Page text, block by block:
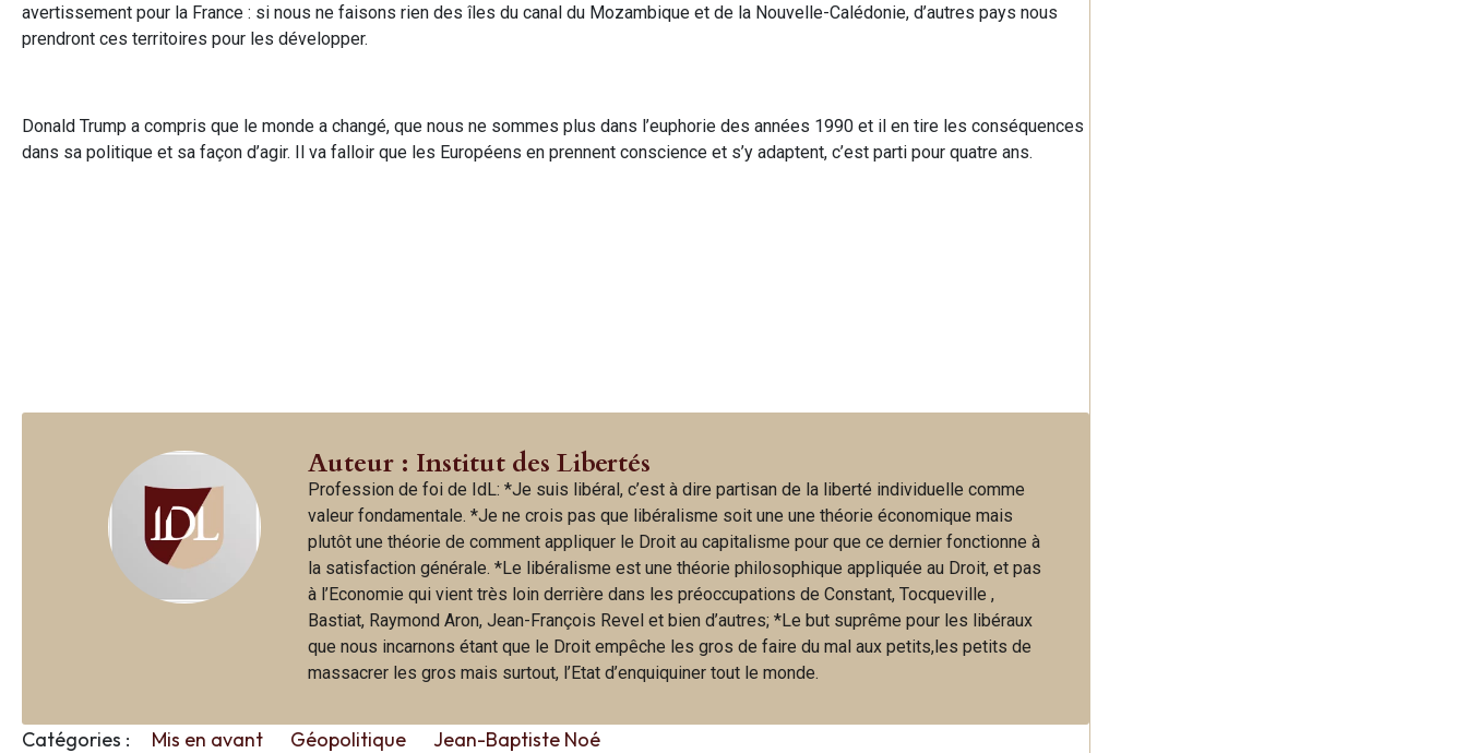
avertissement pour la France : si nous ne faisons rien des îles du canal du Mozambique et de la Nouvelle-Calédonie, d’autres pays nous
prendront ces territoires pour les développer.
Donald Trump a compris que le monde a changé, que nous ne sommes plus dans l’euphorie des années 1990 et il en tire les conséquences
dans sa politique et sa façon d’agir. Il va falloir que les Européens en prennent conscience et s’y adaptent, c’est parti pour quatre ans.
Auteur : Institut des Libertés
Profession de foi de IdL: *Je suis libéral, c’est à dire partisan de la liberté individuelle comme
valeur fondamentale. *Je ne crois pas que libéralisme soit une une théorie économique mais
plutôt une théorie de comment appliquer le Droit au capitalisme pour que ce dernier fonctionne à
la satisfaction générale. *Le libéralisme est une théorie philosophique appliquée au Droit, et pas
à l’Economie qui vient très loin derrière dans les préoccupations de Constant, Tocqueville ,
Bastiat, Raymond Aron, Jean-François Revel et bien d’autres; *Le but suprême pour les libéraux
que nous incarnons étant que le Droit empêche les gros de faire du mal aux petits,les petits de
massacrer les gros mais surtout, l’Etat d’enquiquiner tout le monde.
Catégories : Mis en avant Géopolitique Jean-Baptiste Noé